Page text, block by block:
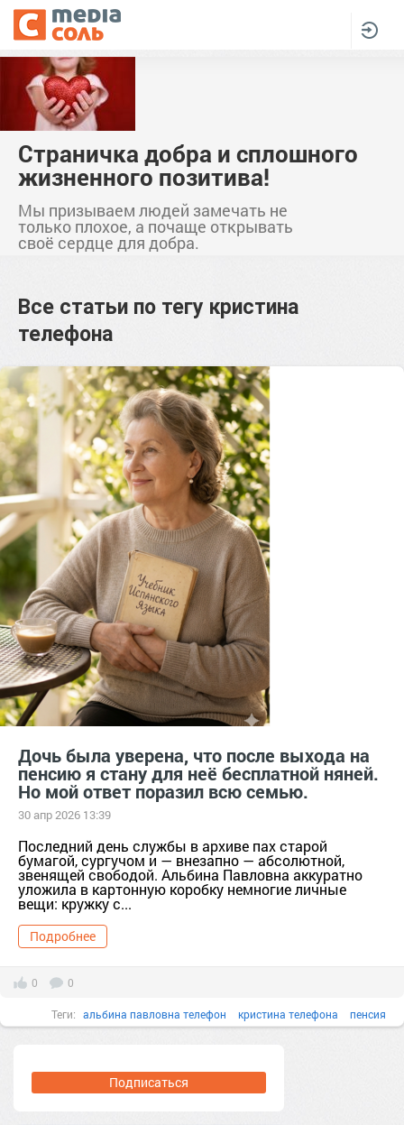
Страничка добра и сплошного
жизненного позитива!
Мы призываем людей замечать не
только плохое, а почаще открывать
своё сердце для добра.
Все статьи по тегу кристина
телефона
Дочь была уверена, что после выхода на
пенсию я стану для неё бесплатной няней.
Но мой ответ поразил всю семью.
30 апр 2026 13:39
Последний день службы в архиве пах старой
бумагой, сургучом и — внезапно — абсолютной,
звенящей свободой. Альбина Павловна аккуратно
уложила в картонную коробку немногие личные
вещи: кружку с...
Подробнее
0 0
Теги: альбина павловна телефон кристина телефона пенсия
Подписаться